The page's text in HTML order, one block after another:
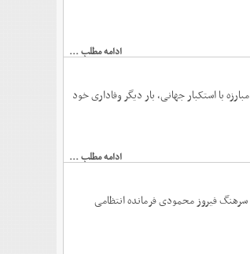
ادامه مطلب ...
مبارزه با استکبار جهانی، بار دیگر وفاداری خود
ادامه مطلب ...
سرهنگ فیروز محمودی فرمانده انتظامی